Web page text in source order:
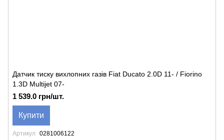
Датчик тиску вихлопних газів Fiat Ducato 2.0D 11- / Fiorino
1.3D Multijet 07-
1 539.0 грн/шт.
Купити
Артикул
0281006122